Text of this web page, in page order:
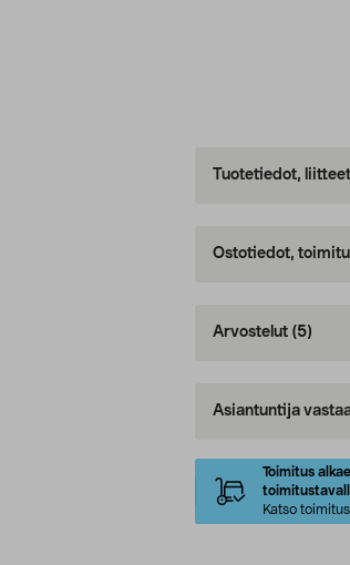
Tuotetiedot,
Ostotiedot,
Arvostelut (5)
Asiantuntija
Toimitus
Katso